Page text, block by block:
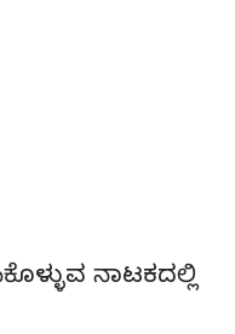
ನಾಟಕದಲ್ಲಿ